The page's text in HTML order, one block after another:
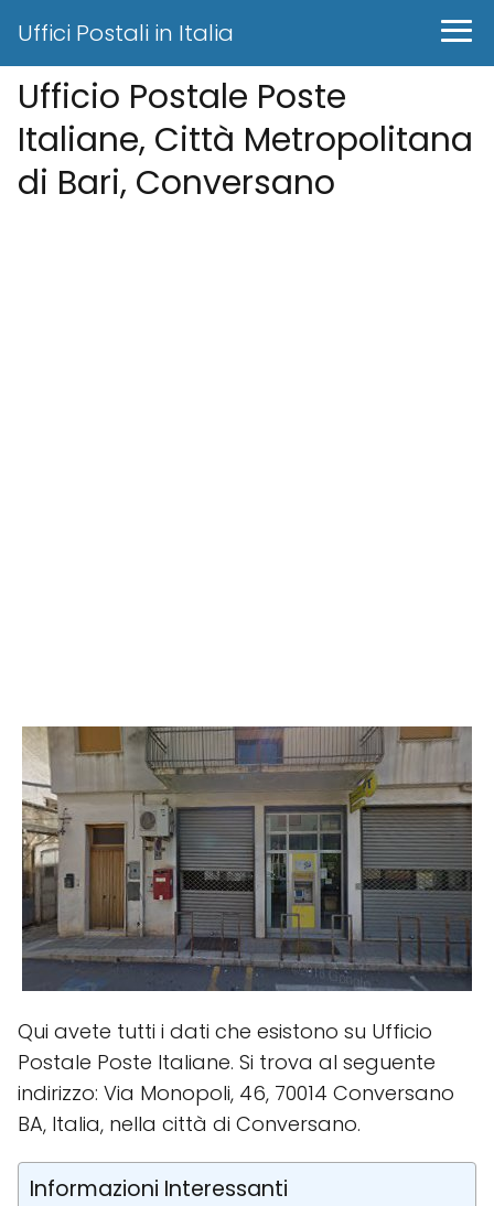
Uffici Postali in Italia
Ufficio Postale Poste
Italiane, Città Metropolitana
di Bari, Conversano
Qui avete tutti i dati che esistono su Ufficio
Postale Poste Italiane. Si trova al seguente
indirizzo: Via Monopoli, 46, 70014 Conversano
BA, Italia, nella città di Conversano.
Informazioni Interessanti